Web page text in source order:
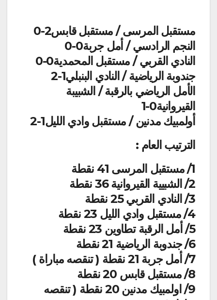
مستقبل المرسى / مستقبل قابس2-0
النجم الرادسي / أمل جربة0-0
النادي القربي / مستقبل المحمدية0-0
جندوبة الرياضية / النادي البنبلي1-2
الأمل الرياضي بالرقبة / الشبيبة
القيروانية0-1
أولمبيك مدنين / مستقبل وادي الليل1-2
الترتيب العام :
1/ مستقبل المرسى 41 نقطة
2/ الشبيية القيروانية 36 نقطة
3/ النادي القربي 25 نقطة
4/ مستقبل وادي الليل 23 نقطة
5/ أمل الرقبة تطاوين 23 نقطة
6/ جندوبة الرياضية 21 نقطة
7/ أمل جربة 21 نقطة ( تنقصه مباراة )
8/ مستقبل قابس 20 نقطة
9/ اولمبيك مدنين 20 نقطة ( تنقصه